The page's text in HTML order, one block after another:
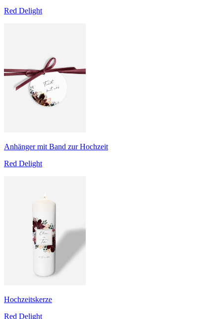
Red Delight
Anhänger mit Band zur Hochzeit
Red Delight
Hochzeitskerze
Red Delight